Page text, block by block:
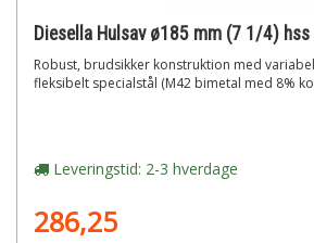
Robust, brudsikker konstruktion med
fleksibelt specialstål (M42 bimetal med 8%
Leveringstid: 2-3 hverdage
286,25